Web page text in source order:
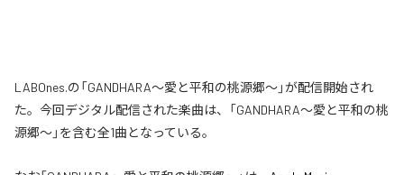
LABOnes.の「GANDHARA〜愛と平和の桃源郷〜」が配信開始され
た。今回デジタル配信された楽曲は、「GANDHARA〜愛と平和の桃
源郷〜」を含む全1曲となっている。